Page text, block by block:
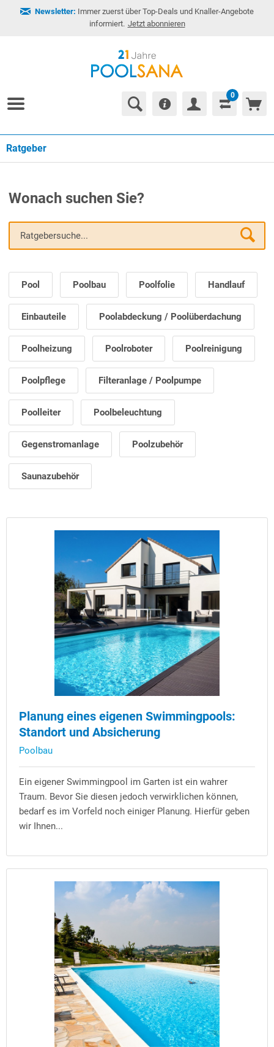
Newsletter: Immer zuerst über Top-Deals und Knaller-Angebote
informiert. Jetzt abonnieren
0
Ratgeber
Wonach suchen Sie?
Pool Poolbau Poolfolie Handlauf
Einbauteile Poolabdeckung / Poolüberdachung
Poolheizung Poolroboter Poolreinigung
Poolpflege Filteranlage / Poolpumpe
Poolleiter Poolbeleuchtung
Gegenstromanlage Poolzubehör
Saunazubehör
Planung eines eigenen Swimmingpools:
Standort und Absicherung
Poolbau
Ein eigener Swimmingpool im Garten ist ein wahrer
Traum. Bevor Sie diesen jedoch verwirklichen können,
bedarf es im Vorfeld noch einiger Planung. Hierfür geben
wir Ihnen...